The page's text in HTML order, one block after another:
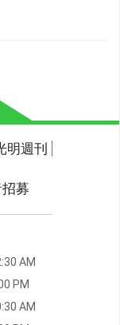
明週刊
募
AM
PM
AM